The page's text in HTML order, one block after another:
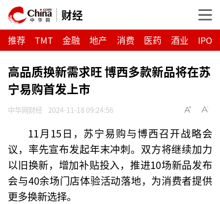
财经
推荐 TMT 金融 地产 消费 医药 酒业 IPO
高品质换新需求旺 博西多款新品将在苏
宁易购首发上市
中华网财经 2024-11-18 09:24:56
11月15日，苏宁易购与博西召开战略会
议，率先宣布发起年末冲刺。双方将继续加力
以旧换新，增加补贴投入，推进10场新品发布
会与40余场门店体验活动落地，为消费者提供
更多换新选择。